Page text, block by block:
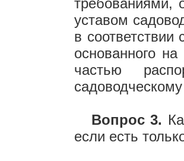
требованиями,
уставом
в соответствии
основанного
частью
Вопрос 3.
если есть